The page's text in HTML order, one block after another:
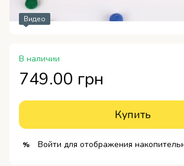
Видео
В наличии
749.00 грн
Купить
% Войти для отображения